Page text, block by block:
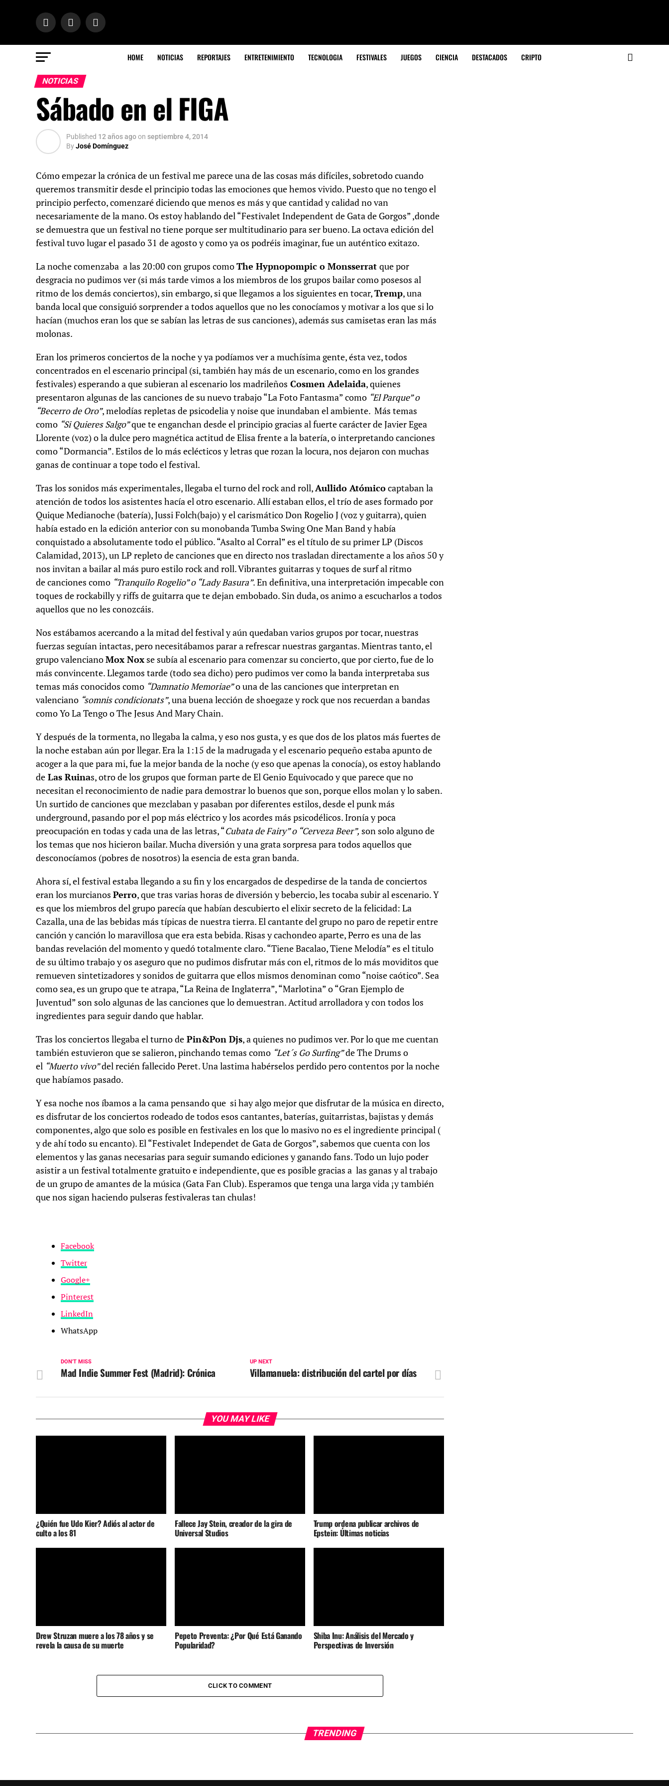
HOME NOTICIAS REPORTAJES ENTRETENIMIENTO TECNOLOGIA FESTIVALES JUEGOS CIENCIA DESTACADOS CRIPTO
NOTICIAS
Sábado en el FIGA
Published 12 años agoon septiembre 4, 2014
ByJosé Domínguez
Cómo empezar la crónica de un festival me parece una de las cosas más difíciles, sobretodo cuando
queremos transmitir desde el principio todas las emociones que hemos vivido. Puesto que no tengo el
principio perfecto, comenzaré diciendo que menos es más y que cantidad y calidad no van
necesariamente de la mano. Os estoy hablando del “Festivalet Independent de Gata de Gorgos” ,donde
se demuestra que un festival no tiene porque ser multitudinario para ser bueno. La octava edición del
festival tuvo lugar el pasado 31 de agosto y como ya os podréis imaginar, fue un auténtico exitazo.
La noche comenzaba a las 20:00 con grupos comoThe Hypnopompic o Monsserrat que por
desgracia no pudimos ver (si más tarde vimos a los miembros de los grupos bailar como posesos al
ritmo de los demás conciertos), sin embargo, si que llegamos a los siguientes en tocar,Tremp, una
banda local que consiguió sorprender a todos aquellos que no les conocíamos y motivar a los que si lo
hacían (muchos eran los que se sabían las letras de sus canciones), además sus camisetas eran las más
molonas.
Eran los primeros conciertos de la noche y ya podíamos ver a muchísima gente, ésta vez, todos
concentrados en el escenario principal (si, también hay más de un escenario, como en los grandes
festivales) esperando a que subieran al escenario los madrileños Cosmen Adelaida, quienes
presentaron algunas de las canciones de su nuevo trabajo “La Foto Fantasma” como “El Parque” o
“Becerro de Oro”, melodías repletas de psicodelia y noise que inundaban el ambiente. Más temas
como “Si Quieres Salgo”que te enganchan desde el principio gracias al fuerte carácter de Javier Egea
Llorente (voz) o la dulce pero magnética actitud de Elisa frente a la batería, o interpretando canciones
como “Dormancia”. Estilos de lo más eclécticos y letras que rozan la locura, nos dejaron con muchas
ganas de continuar a tope todo el festival.
Tras los sonidos más experimentales, llegaba el turno del rock and roll,Aullido Atómicocaptaban la
atención de todos los asistentes hacía el otro escenario. Allí estaban ellos, el trío de ases formado por
Quique Medianoche (batería), Jussi Folch(bajo) y el carismático Don Rogelio J (voz y guitarra), quien
había estado en la edición anterior con su monobanda Tumba Swing One Man Band y había
conquistado a absolutamente todo el público. “Asalto al Corral” es el título de su primer LP (Discos
Calamidad, 2013), un LP repleto de canciones que en directo nos trasladan directamente a los años 50 y
nos invitan a bailar al más puro estilo rock and roll. Vibrantes guitarras y toques de surf al ritmo
de canciones como “Tranquilo Rogelio” o “Lady Basura”. En definitiva, una interpretación impecable con
toques de rockabilly y riffs de guitarra que te dejan embobado. Sin duda, os animo a escucharlos a todos
aquellos que no les conozcáis.
Nos estábamos acercando a la mitad del festival y aún quedaban varios grupos por tocar, nuestras
fuerzas seguían intactas, pero necesitábamos parar a refrescar nuestras gargantas. Mientras tanto, el
grupo valencianoMox Nox se subía al escenario para comenzar su concierto, que por cierto, fue de lo
más convincente. Llegamos tarde (todo sea dicho) pero pudimos ver como la banda interpretaba sus
temas más conocidos como “Damnatio Memoriae”o una de las canciones que interpretan en
valenciano “somnis condicionats”, una buena lección de shoegaze y rock que nos recuerdan a bandas
como Yo La Tengo o The Jesus And Mary Chain.
Y después de la tormenta, no llegaba la calma, y eso nos gusta, y es que dos de los platos más fuertes de
la noche estaban aún por llegar. Era la 1:15 de la madrugada y el escenario pequeño estaba apunto de
acoger a la que para mi, fue la mejor banda de la noche (y eso que apenas la conocía), os estoy hablando
de Las Ruinas, otro de los grupos que forman parte de El Genio Equivocado y que parece que no
necesitan el reconocimiento de nadie para demostrar lo buenos que son, porque ellos molan y lo saben.
Un surtido de canciones que mezclaban y pasaban por diferentes estilos, desde el punk más
underground, pasando por el pop más eléctrico y los acordes más psicodélicos. Ironía y poca
preocupación en todas y cada una de las letras, “Cubata de Fairy” o “Cerveza Beer”, son solo alguno de
los temas que nos hicieron bailar. Mucha diversión y una grata sorpresa para todos aquellos que
desconocíamos (pobres de nosotros) la esencia de esta gran banda.
Ahora sí, el festival estaba llegando a su fin y los encargados de despedirse de la tanda de conciertos
eran los murcianos Perro, que tras varias horas de diversión y bebercio, les tocaba subir al escenario. Y
es que los miembros del grupo parecía que habían descubierto el elixir secreto de la felicidad: La
Cazalla, una de las bebidas más típicas de nuestra tierra. El cantante del grupo no paro de repetir entre
canción y canción lo maravillosa que era esta bebida. Risas y cachondeo aparte, Perro es una de las
bandas revelación del momento y quedó totalmente claro. “Tiene Bacalao, Tiene Melodía” es el titulo
de su último trabajo y os aseguro que no pudimos disfrutar más con el, ritmos de lo más moviditos que
remueven sintetizadores y sonidos de guitarra que ellos mismos denominan como “noise caótico”. Sea
como sea, es un grupo que te atrapa, “La Reina de Inglaterra”, “Marlotina” o “Gran Ejemplo de
Juventud” son solo algunas de las canciones que lo demuestran. Actitud arrolladora y con todos los
ingredientes para seguir dando que hablar.
Tras los conciertos llegaba el turno de Pin&Pon Djs, a quienes no pudimos ver. Por lo que me cuentan
también estuvieron que se salieron, pinchando temas como “Let´s Go Surfing”de The Drums o
el “Muerto vivo”del recién fallecido Peret. Una lastima habérselos perdido pero contentos por la noche
que habíamos pasado.
Y esa noche nos íbamos a la cama pensando que si hay algo mejor que disfrutar de la música en directo,
es disfrutar de los conciertos rodeado de todos esos cantantes, baterías, guitarristas, bajistas y demás
componentes, algo que solo es posible en festivales en los que lo masivo no es el ingrediente principal (
y de ahí todo su encanto). El “Festivalet Independet de Gata de Gorgos”, sabemos que cuenta con los
elementos y las ganas necesarias para seguir sumando ediciones y ganando fans. Todo un lujo poder
asistir a un festival totalmente gratuito e independiente, que es posible gracias a las ganas y al trabajo
de un grupo de amantes de la música (Gata Fan Club). Esperamos que tenga una larga vida ¡y también
que nos sigan haciendo pulseras festivaleras tan chulas!
Facebook
Twitter
Google+
Pinterest
LinkedIn
WhatsApp
UP NEXT
Villamanuela: distribución del cartel por días
DON'T MISS
Mad Indie Summer Fest (Madrid): Crónica
YOU MAY LIKE
¿Quién fue Udo Kier? Adiós al actor de
culto a los 81
Fallece Jay Stein, creador de la gira de
Universal Studios
Trump ordena publicar archivos de
Epstein: Últimas noticias
Drew Struzan muere a los 78 años y se
revela la causa de su muerte
Pepeto Preventa: ¿Por Qué Está Ganando
Popularidad?
Shiba Inu: Análisis del Mercado y
Perspectivas de Inversión
CLICK TO COMMENT
TRENDING